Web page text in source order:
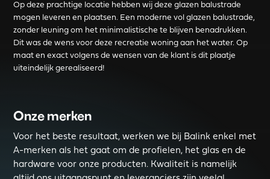
Op deze prachtige locatie hebben wij deze glazen balustrade
mogen leveren en plaatsen. Een moderne vol glazen balustrade,
zonder leuning om het minimalistische te blijven benadrukken.
Dit was de wens voor deze recreatie woning aan het water. Op
maat en exact volgens de wensen van de klant is dit plaatje
uiteindelijk gerealiseerd!
Onze merken
Voor het beste resultaat, werken we bij Balink enkel met
A-merken als het gaat om de profielen, het glas en de
hardware voor onze producten. Kwaliteit is namelijk